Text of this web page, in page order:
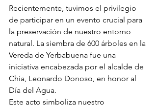
Recientemente, tuvimos el privilegio
de participar en un evento crucial para
la preservación de nuestro entorno
natural. La siembra de 600 árboles en la
Vereda de Yerbabuena fue una
iniciativa encabezada por el alcalde de
Chía, Leonardo Donoso, en honor al
Día del Agua.
Este acto simboliza nuestro